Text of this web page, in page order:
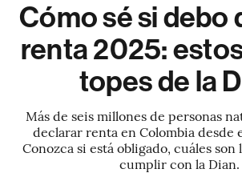
Cómo sé si debo
renta 2025:
topes de la
Más de seis millones de personas
declarar renta en Colombia desde
Conozca si está obligado, cuáles son
cumplir con la Dian.